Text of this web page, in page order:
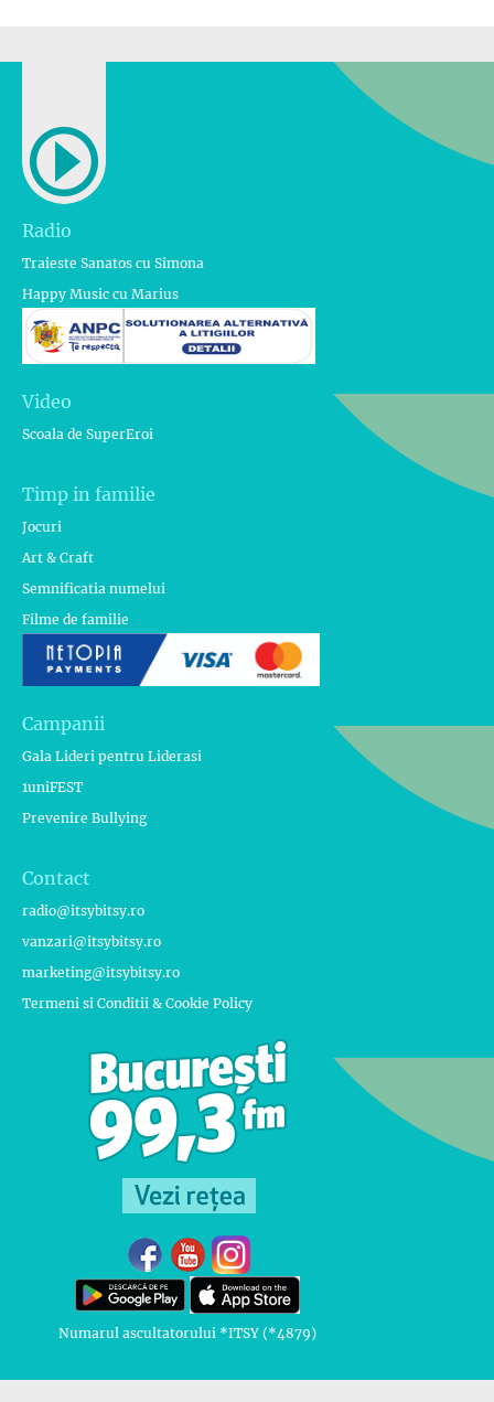
Radio
Traieste Sanatos cu Simona
Happy Music cu Marius
Video
Scoala de SuperEroi
Timp in familie
Jocuri
Art & Craft
Semnificatia numelui
Filme de familie
Campanii
Gala Lideri pentru Liderasi
1uniFEST
Prevenire Bullying
Contact
radio@itsybitsy.ro
vanzari@itsybitsy.ro
marketing@itsybitsy.ro
Termeni si Conditii & Cookie Policy
Numarul ascultatorului *ITSY (*4879)